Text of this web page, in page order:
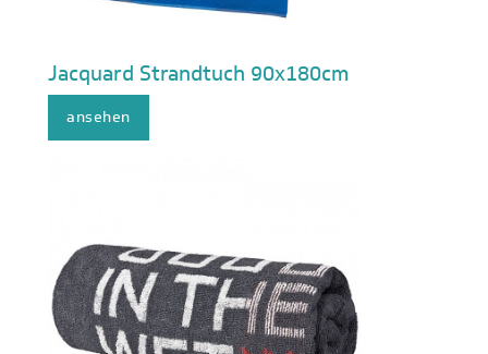
Jacquard Strandtuch 90x180cm
ansehen